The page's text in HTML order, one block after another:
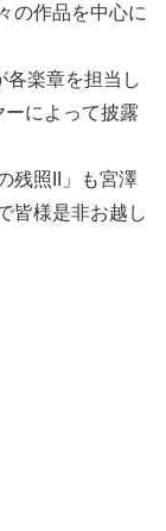
の作品を中心に
各楽章を担当し
によって披露
残照II」も宮澤
皆様是非お越し